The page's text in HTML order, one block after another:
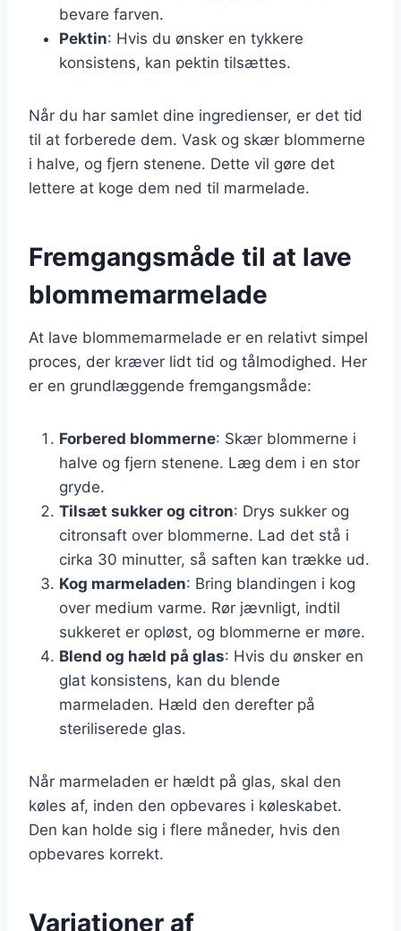
bevare farven.
Pektin: Hvis du ønsker en tykkere
konsistens, kan pektin tilsættes.
Når du har samlet dine ingredienser, er det tid
til at forberede dem. Vask og skær blommerne
i halve, og fjern stenene. Dette vil gøre det
lettere at koge dem ned til marmelade.
Fremgangsmåde til at lave
blommemarmelade
At lave blommemarmelade er en relativt simpel
proces, der kræver lidt tid og tålmodighed. Her
er en grundlæggende fremgangsmåde:
Forbered blommerne: Skær blommerne i
halve og fjern stenene. Læg dem i en stor
gryde.
Tilsæt sukker og citron: Drys sukker og
citronsaft over blommerne. Lad det stå i
cirka 30 minutter, så saften kan trække ud.
Kog marmeladen: Bring blandingen i kog
over medium varme. Rør jævnligt, indtil
sukkeret er opløst, og blommerne er møre.
Blend og hæld på glas: Hvis du ønsker en
glat konsistens, kan du blende
marmeladen. Hæld den derefter på
steriliserede glas.
Når marmeladen er hældt på glas, skal den
køles af, inden den opbevares i køleskabet.
Den kan holde sig i flere måneder, hvis den
opbevares korrekt.
Variationer af